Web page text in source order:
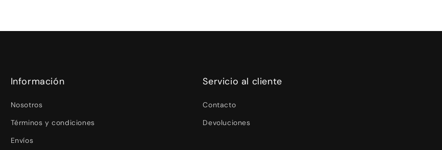
Información
Nosotros
Términos y condiciones
Envíos
Servicio al cliente
Contacto
Devoluciones